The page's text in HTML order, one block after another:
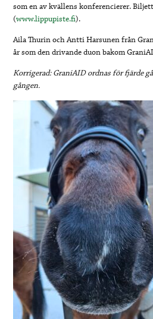
som en av kvällens konferencierer.
(www.lippupiste.fi).
Aila Thurin och Antti Harsunen från
år som den drivande duon bakom
Korrigerad: GraniAID ordnas för fjärde
gången.